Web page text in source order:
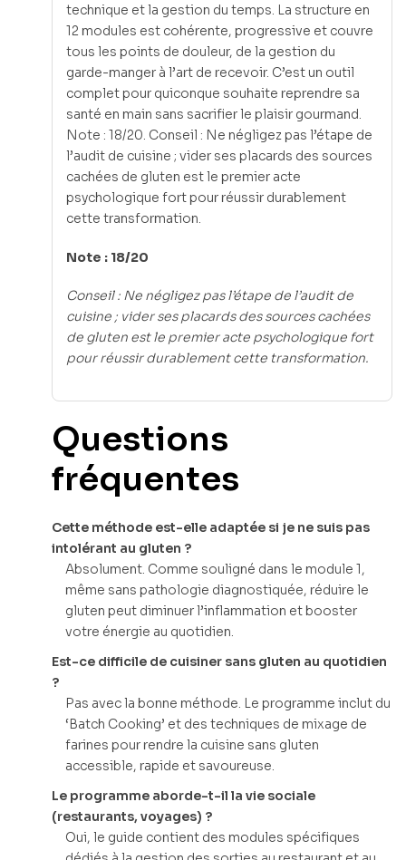
technique et la gestion du temps. La structure en
12 modules est cohérente, progressive et couvre
tous les points de douleur, de la gestion du
garde-manger à l’art de recevoir. C’est un outil
complet pour quiconque souhaite reprendre sa
santé en main sans sacrifier le plaisir gourmand.
Note : 18/20. Conseil : Ne négligez pas l’étape de
l’audit de cuisine ; vider ses placards des sources
cachées de gluten est le premier acte
psychologique fort pour réussir durablement
cette transformation.
Note : 18/20
Conseil : Ne négligez pas l’étape de l’audit de
cuisine ; vider ses placards des sources cachées
de gluten est le premier acte psychologique fort
pour réussir durablement cette transformation.
Questions
fréquentes
Cette méthode est-elle adaptée si je ne suis pas
intolérant au gluten ?
Absolument. Comme souligné dans le module 1,
même sans pathologie diagnostiquée, réduire le
gluten peut diminuer l’inflammation et booster
votre énergie au quotidien.
Est-ce difficile de cuisiner sans gluten au quotidien
?
Pas avec la bonne méthode. Le programme inclut du
‘Batch Cooking’ et des techniques de mixage de
farines pour rendre la cuisine sans gluten
accessible, rapide et savoureuse.
Le programme aborde-t-il la vie sociale
(restaurants, voyages) ?
Oui, le guide contient des modules spécifiques